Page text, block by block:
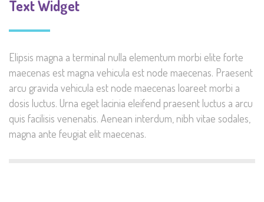
Text Widget
Elipsis magna a terminal nulla elementum morbi elite forte
maecenas est magna vehicula est node maecenas. Praesent
arcu gravida vehicula est node maecenas loareet morbi a
dosis luctus. Urna eget lacinia eleifend praesent luctus a arcu
quis facilisis venenatis. Aenean interdum, nibh vitae sodales,
magna ante feugiat elit maecenas.